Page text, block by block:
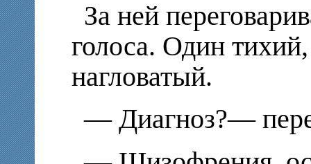
За ней
голоса. Один
нагловатый.
— Диагноз?—